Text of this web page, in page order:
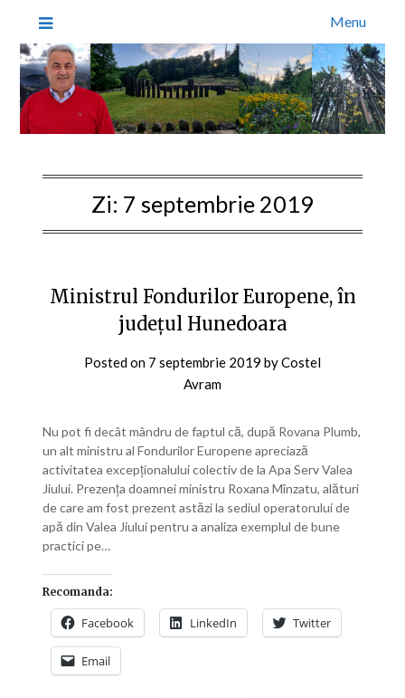
Menu
Zi: 7 septembrie 2019
Ministrul Fondurilor Europene, în
județul Hunedoara
Posted on 7 septembrie 2019 byCostel
Avram
Nu pot fi decât mândru de faptul că, după Rovana Plumb,
un alt ministru al Fondurilor Europene apreciază
activitatea excepționalului colectiv de la Apa Serv Valea
Jiului. Prezența doamnei ministru Roxana Mînzatu, alături
de care am fost prezent astăzi la sediul operatorului de
apă din Valea Jiului pentru a analiza exemplul de bune
practici pe…
Recomanda:
Facebook LinkedIn Twitter
Email